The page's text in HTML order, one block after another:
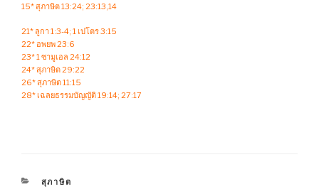
15* สุภาษิต 13:24; 23:13,14
21* ลูกา 1:3-4; 1 เปโตร 3:15
22* อพยพ 23:6
23* 1 ซามูเอล 24:12
24* สุภาษิต 29:22
26* สุภาษิต 11:15
28* เฉลยธรรมบัญญัติ 19:14; 27:17
CATEGORIES
สุภาษิต